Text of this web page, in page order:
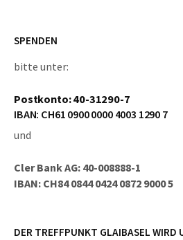
SPENDEN
bitte unter:
Postkonto: 40-31290-7
IBAN: CH61 0900 0000 4003 1290 7
und
Cler Bank AG: 40-008888-1
IBAN: CH84 0844 0424 0872 9000 5
DER TREFFPUNKT GLAIBASEL